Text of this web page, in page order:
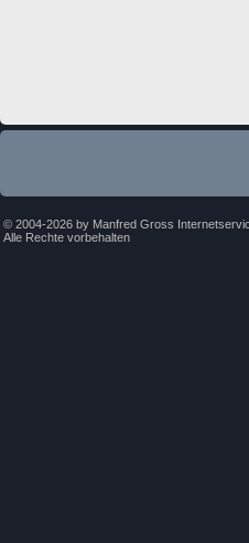
© 2004-2026 by Manfred Gross
Alle Rechte vorbehalten